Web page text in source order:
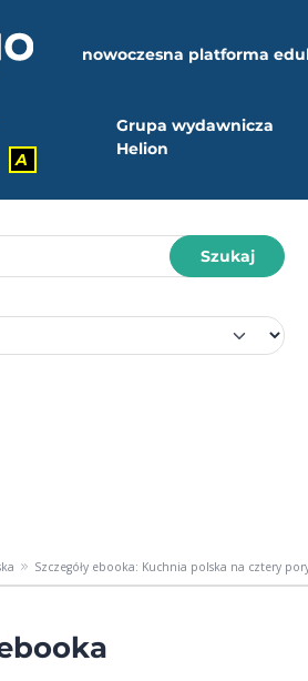
nowoczesna platforma
A
Grupa wydawnicza
Helion
Szukaj
Szczegóły ebooka: Kuchnia polska na cztery